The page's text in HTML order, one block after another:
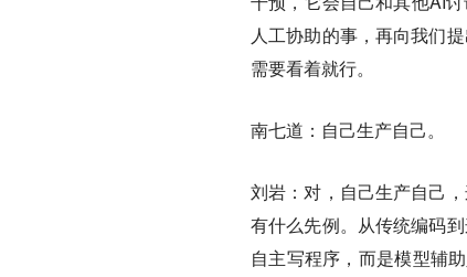
人工协助的事，再向我们
需要看着就行。
南七道： 自己生产自己。
刘岩：对，自己生产自己
有什么先例。从传统编码
自主写程序，而是模型辅